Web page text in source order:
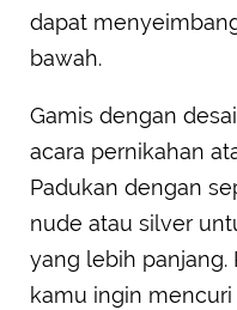
dapat
bawah.
Gamis dengan
acara pernikahan
Padukan dengan
nude atau silver
yang lebih panjang.
kamu ingin